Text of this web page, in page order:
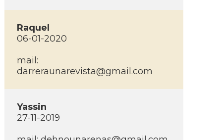
Raquel
06-01-2020
mail:
darreraunarevista@gmail.com
Yassin
27-11-2019